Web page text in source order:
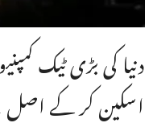
دنیا کی بڑی ٹیک
اسکین کر کے اصل